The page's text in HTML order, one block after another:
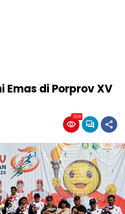
Emas di Porprov XV
308